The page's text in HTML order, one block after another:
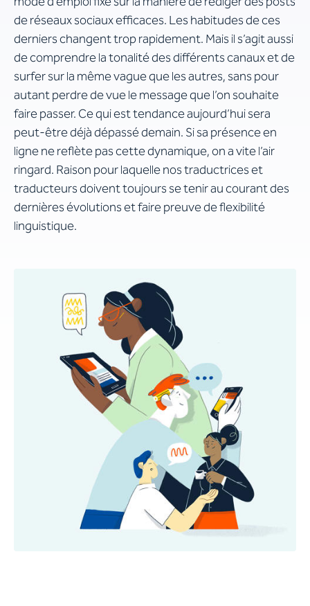
de réseaux sociaux efficaces. Les habitudes de ces
derniers changent trop rapidement. Mais il s’agit aussi
de comprendre la tonalité des différents canaux et de
surfer sur la même vague que les autres, sans pour
autant perdre de vue le message que l’on souhaite
faire passer. Ce qui est tendance aujourd’hui sera
peut-être déjà dépassé demain. Si sa présence en
ligne ne reflète pas cette dynamique, on a vite l’air
ringard. Raison pour laquelle nos traductrices et
traducteurs doivent toujours se tenir au courant des
dernières évolutions et faire preuve de flexibilité
linguistique.